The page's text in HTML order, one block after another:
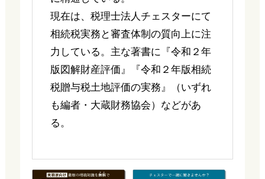
現在は、税理士法人チェスターにて
相続税実務と審査体制の質向上に注
力している。主な著書に『令和２年
版図解財産評価』『令和２年版相続
税贈与税土地評価の実務』（いずれ
も編者・大蔵財務協会）などがあ
る。